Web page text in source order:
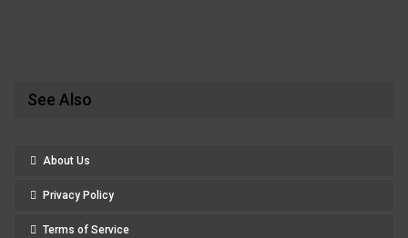
See Also
About Us
Privacy Policy
Terms of Service